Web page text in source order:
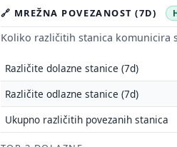
🔗 MREŽNA POVEZANOST (7D)
Koliko različitih stanica komunicira
Različite dolazne stanice (7d)
Različite odlazne stanice (7d)
Ukupno različitih povezanih stanica